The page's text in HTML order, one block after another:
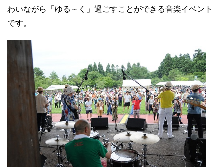
わいながら「ゆる～く」過ごすことができる音楽イベント
です。